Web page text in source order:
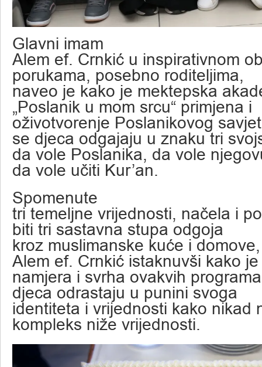
Glavni imam
Alem ef. Crnkić u inspirativnom
porukama, posebno roditeljima,
naveo je kako je mektepska
„Poslanik u mom srcu“ primjena i
oživotvorenje Poslanikovog
se djeca odgajaju u znaku tri
da vole Poslanika, da vole
da vole učiti Kur’an.
Spomenute
tri temeljne vrijednosti, načela i
biti tri sastavna stupa odgoja
kroz muslimanske kuće i
Alem ef. Crnkić istaknuvši kako je
namjera i svrha ovakvih
djeca odrastaju u punini svoga
identiteta i vrijednosti kako nikad
kompleks niže vrijednosti.